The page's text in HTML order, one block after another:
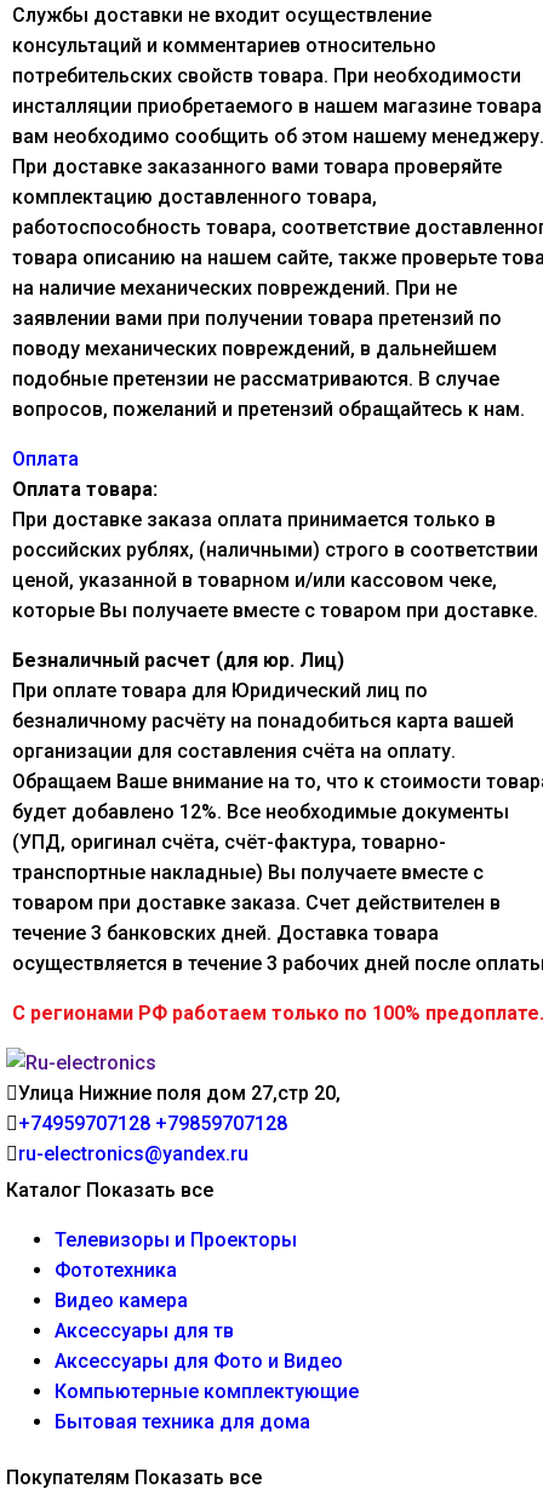
Службы доставки не входит осуществление
консультаций и комментариев относительно
потребительских свойств товара. При необходимости
инсталляции приобретаемого в нашем магазине товара
вам необходимо сообщить об этом нашему менеджеру.
При доставке заказанного вами товара проверяйте
комплектацию доставленного товара,
работоспособность товара, соответствие
товара описанию на нашем сайте, также проверьте
на наличие механических повреждений. При не
заявлении вами при получении товара претензий по
поводу механических повреждений, в дальнейшем
подобные претензии не рассматриваются. В случае
вопросов, пожеланий и претензий обращайтесь к нам.
Оплата
Оплата товара:
При доставке заказа оплата принимается только в
российских рублях, (наличными) строго в соответствии
ценой, указанной в товарном и/или кассовом чеке,
которые Вы получаете вместе с товаром при доставке.
Безналичный расчет (для юр. Лиц)
При оплате товара для Юридический лиц по
безналичному расчёту на понадобиться карта вашей
организации для составления счёта на оплату.
Обращаем Ваше внимание на то, что к стоимости
будет добавлено 12%. Все необходимые документы
(УПД, оригинал счёта, счёт-фактура, товарно-
транспортные накладные) Вы получаете вместе с
товаром при доставке заказа. Счет действителен в
течение 3 банковских дней. Доставка товара
осуществляется в течение 3 рабочих дней после
С регионами РФ работаем только по 100% предоплате.
Улица Нижние поля дом 27,стр 20,
+74959707128 +79859707128
ru-electronics@yandex.ru
Каталог Показать все
Телевизоры и Проекторы
Фототехника
Видео камера
Аксессуары для тв
Аксессуары для Фото и Видео
Компьютерные комплектующие
Бытовая техника для дома
Покупателям Показать все